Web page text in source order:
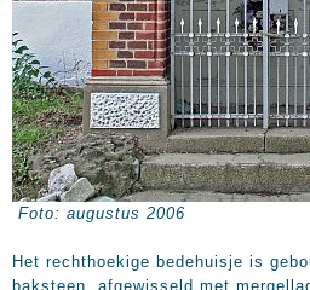
Foto: augustus 2006
Het rechthoekige bedehuisje is
baksteen, afgewisseld met